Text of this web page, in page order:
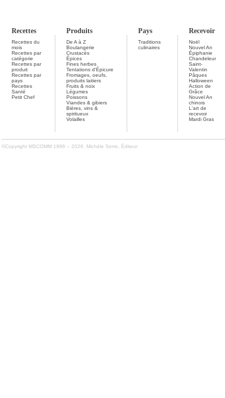
Recettes Produits Pays Recevoir
Recettes du
mois
Recettes par
catégorie
Recettes par
produit
Recettes par
pays
Recettes
Santé
Petit Chef
De A à Z
Boulangerie
Crustacés
Épices
Fines herbes
Tentations d'Épicure
Fromages, oeufs,
produits laitiers
Fruits & noix
Légumes
Poissons
Viandes & gibiers
Bières, vins &
spiritueux
Volailles
Traditions
culinaires
Noël
Nouvel An
Épiphanie
Chandeleur
Saint-
Valentin
Pâques
Halloween
Action de
Grâce
Nouvel An
chinois
L'art de
recevoir
Mardi Gras
©Copyright MSCOMM 1996 – 2026. Michèle Serre, Éditeur